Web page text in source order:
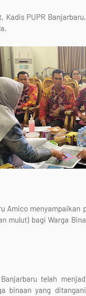
PUPR
Amico
mulut) bagi Warga
telah
binaan yang